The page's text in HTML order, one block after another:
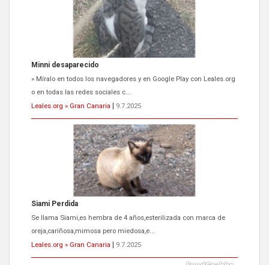
Siami Perdida
Se llama Siami,es hembra de 4 años,esterilizada con marca de
oreja,cariñosa,mimosa pero miedosa,e...
Leales.org » Gran Canaria | 9.7.2025
ADOPCIÓN URGENTE GATA TEROR GRAN CANARIA
El ayuntamiento se va a llevar a Los Gatos callejeros de la zona los
próximos días, ella incluida...
Leales.org » Gran Canaria | 9.7.2025